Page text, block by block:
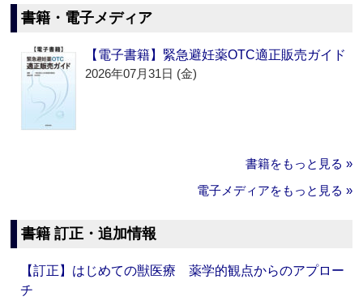
書籍・電子メディア
【電子書籍】緊急避妊薬OTC適正販売ガイド
2026年07月31日 (金)
書籍をもっと見る »
電子メディアをもっと見る »
書籍 訂正・追加情報
【訂正】はじめての獣医療 薬学的観点からのアプロー
チ